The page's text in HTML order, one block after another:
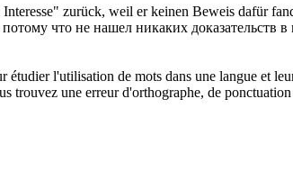
zurück, weil er keinen Beweis dafür
что не нашел никаких доказательств в
l'utilisation de mots dans une langue et
trouvez une erreur d'orthographe, de